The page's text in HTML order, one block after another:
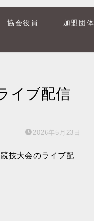
協会役員 加盟団体
イブ配信
2026年5月23日
技大会のライブ配